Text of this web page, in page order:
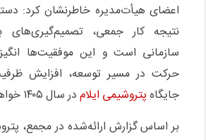
نتیجه کار جمعی، تصمیم‌گیری‌های
سازمانی است و این موفقیت‌ها
حرکت در مسیر توسعه، افزایش
جایگاهپتروشیمی ایلامدر سال ۱۴۰۵ خواهد بود.
بر اساس گزارش ارائه‌شده در مجمع،